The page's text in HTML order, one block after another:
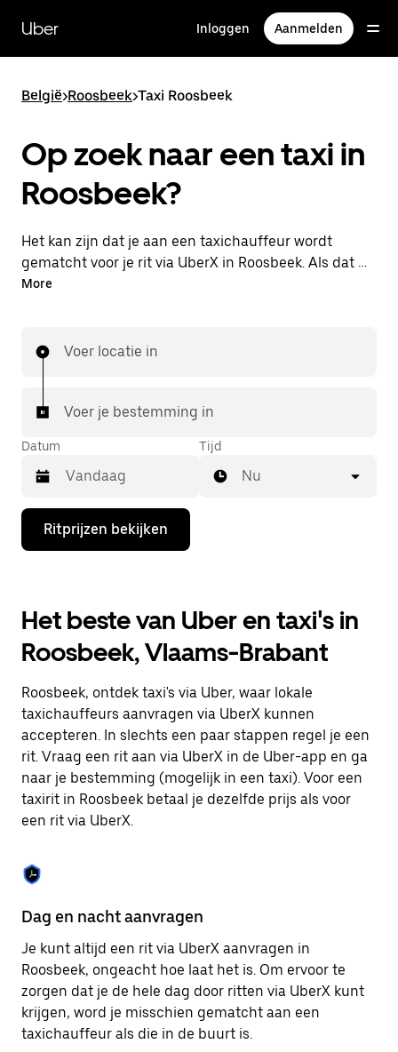
naar
hoofdinhoud
Uber Inloggen Aanmelden
België>Roosbeek>Taxi Roosbeek
Op zoek naar een taxi in
Roosbeek?
Het kan zijn dat je aan een taxichauffeur wordt
gematcht voor je rit via UberX in Roosbeek. Als dat zo
is, profiteer je van dezelfde 24/7 beschikbaarheid en
More
Voer locatie in
Voer je bestemming in
Datum
Druk
de
de
agenda
te
openen
een
datum
selecteren.
Druk
op
Escape
om
de
sluiten.
Tijd
Nu
Ritprijzen bekijken
Het beste van Uber en taxi's in
Roosbeek, Vlaams-Brabant
Roosbeek, ontdek taxi's via Uber, waar lokale
taxichauffeurs aanvragen via UberX kunnen
accepteren. In slechts een paar stappen regel je een
rit. Vraag een rit aan via UberX in de Uber-app en ga
naar je bestemming (mogelijk in een taxi). Voor een
taxirit in Roosbeek betaal je dezelfde prijs als voor
een rit via UberX.
Dag en nacht aanvragen
Je kunt altijd een rit via UberX aanvragen in
Roosbeek, ongeacht hoe laat het is. Om ervoor te
zorgen dat je de hele dag door ritten via UberX kunt
krijgen, word je misschien gematcht aan een
taxichauffeur als die in de buurt is.